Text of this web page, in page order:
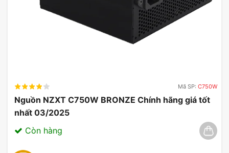
Mã SP: C750W
Nguồn NZXT C750W BRONZE Chính hãng giá tốt
nhất 03/2025
Còn hàng